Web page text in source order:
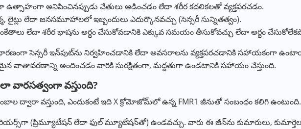
ఉత్సాహంగా అనిపించినప్పుడు చేతులు ఆడించడం లేదా శరీర కదలికలతో వ్యక్తపరచడం.
లైట్లు లేదా జనసమూహాలలో ఇబ్బందులు ఎదుర్కొనవచ్చు (సెన్సరీ సున్నితత్వం).
లేదా శరీర భాషను అర్థం చేసుకోవడానికి ఎక్కువ సమయం తీసుకోవచ్చు లేదా అర్థం
సెన్సరీ ఇన్‌పుట్‌ను నిర్వహించడానికి లేదా అవసరాలను వ్యక్తపరచడానికి సహాయకంగా ఉంటాయి.
వాతావరణాన్ని అందించడం వారికి సురక్షితంగా, మద్దతుగా ఉండటానికి సహాయం చేస్తుంది.
వారసత్వంగా వస్తుంది?
ద్వారా వస్తుంది, ఎందుకంటే ఇది X క్రోమోజోమ్‌లో ఉన్న FMR1 జీనుతో సంబంధం కలిగి ఉంటుంది.
(ప్రిమ్యూటేషన్ లేదా ఫుల్ మ్యూటేషన్‌తో) ఉండవచ్చు. వారు ఈ జీన్‌ను కుమారులు,